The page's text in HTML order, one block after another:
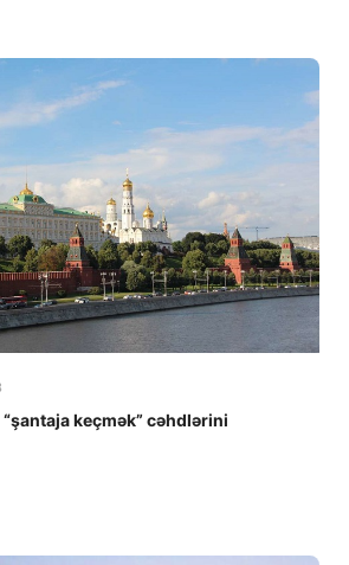
keçmək” cəhdlərini